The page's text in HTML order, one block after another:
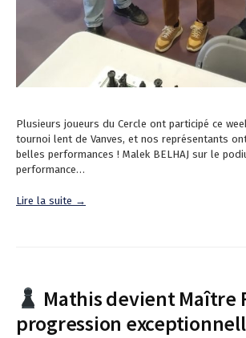
Plusieurs joueurs du Cercle ont participé ce
tournoi lent de Vanves, et nos représentants
belles performances ! Malek BELHAJ sur le
performance…
Lire la suite →
Mathis devient Maître
progression